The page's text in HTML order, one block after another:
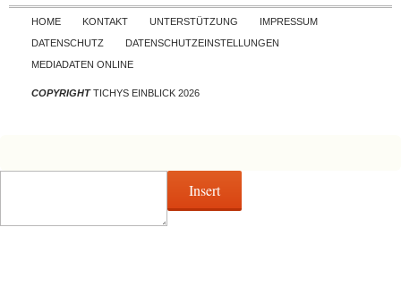
Skip to content
HOME KONTAKT UNTERSTÜTZUNG
IMPRESSUM
DATENSCHUTZ
DATENSCHUTZEINSTELLUNGEN
MEDIADATEN ONLINE
COPYRIGHTTICHYS EINBLICK 2026
Insert